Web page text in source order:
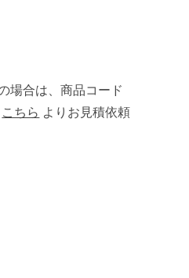
場合は、商品コード
こちら よりお見積依頼